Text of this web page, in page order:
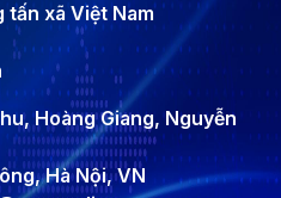
tấn xã Việt Nam
Hoàng Giang, Nguyễn
Hà Nội, VN